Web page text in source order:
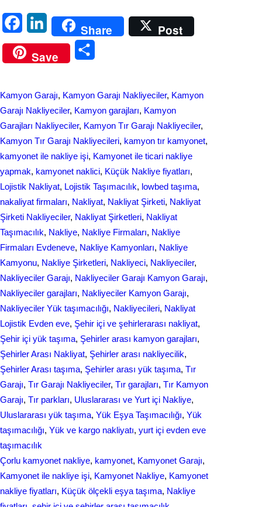
a
c
o
o
k
i
n
d
I
n
Share
Post
Save
r
e
Kamyon Garajı, Kamyon Garajı Nakliyeciler, Kamyon
Garajı Nakliyeciler, Kamyon garajları, Kamyon
Garajları Nakliyeciler, Kamyon Tır Garajı Nakliyeciler
Kamyon Tır Garajı Nakliyecileri, kamyon tır kamyonet
kamyonet ile nakliye işi, Kamyonet ile ticari nakliye
yapmak, kamyonet naklici, Küçük Nakliye fiyatları
Lojistik Nakliyat, Lojistik Taşımacılık, lowbed taşıma
nakaliyat firmaları, Nakliyat, Nakliyat Şirketi, Nakliyat
Şirketi Nakliyeciler, Nakliyat Şirketleri, Nakliyat
Taşımacılık, Nakliye, Nakliye Firmaları, Nakliye
Firmaları Evdeneve, Nakliye Kamyonları, Nakliye
Kamyonu, Nakliye Şirketleri, Nakliyeci, Nakliyeciler
Nakliyeciler Garajı, Nakliyeciler Garajı Kamyon Garajı
Nakliyeciler garajları, Nakliyeciler Kamyon Garajı
Nakliyeciler Yük taşımacılığı, Nakliyecileri, Nаkliyаt
Lojistik Evdеn eve, Şehir içi ve şehirlerarası nakliyat
Şehir içi yük taşıma, Şehirler arası kamyon garajları
Şehirler Arası Nakliyat, Şehirler arası nakliyecilik
Şehirler Arası taşıma, Şehirler arası yük taşıma, Tır
Garajı, Tır Garajı Nakliyeciler, Tır garajları, Tır Kamyon
Garajı, Tır parkları, Uluslararası ve Yurt içi Nakliye
Uluslararası yük taşıma, Yük Eşya Taşımacılığı, Yük
taşımacılığı, Yük ve kargo nakliyatı, yurt içi evden еvе
taşımacılık
Çorlu kamyonet nakliye, kamyonet, Kamyonet Garajı
Kamyonet ile nakliye işi, Kamyonet Nakliye, Kamyonet
nakliye fiyatları, Küçük ölçekli eşya taşıma, Nakliye